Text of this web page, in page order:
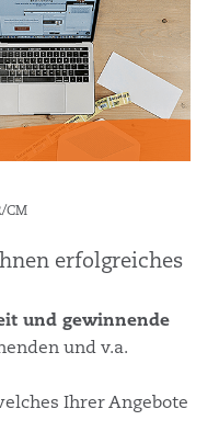
CM
erfolgreiches
und gewinnende
und v.a.
Ihrer Angebote